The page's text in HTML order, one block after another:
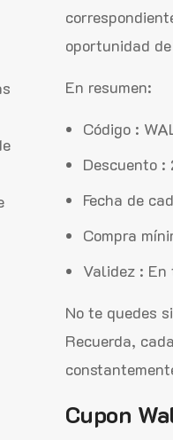
oportunidad
En resumen:
Código :
Descuento :
Fecha de
Compra
Validez :
No te quedes
Recuerda,
Cupon